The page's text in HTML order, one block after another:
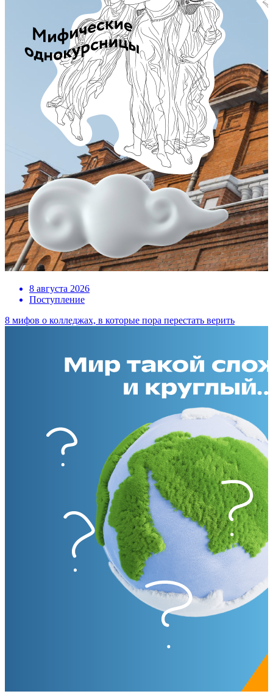
8 августа 2026
Поступление
8 мифов о колледжах, в которые пора перестать верить